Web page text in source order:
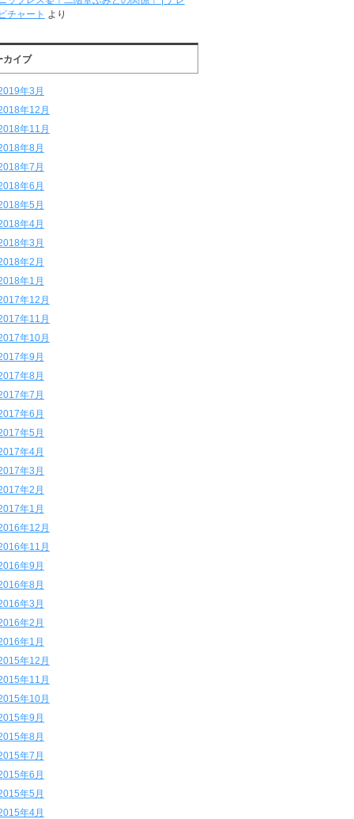
チャート より
カイブ
年3月
年12月
年11月
年8月
年7月
年6月
年5月
年4月
年3月
年2月
年1月
年12月
年11月
年10月
年9月
年8月
年7月
年6月
年5月
年4月
年3月
年2月
年1月
年12月
年11月
年9月
年8月
年3月
年2月
年1月
年12月
年11月
年10月
年9月
年8月
年7月
年6月
年5月
年4月